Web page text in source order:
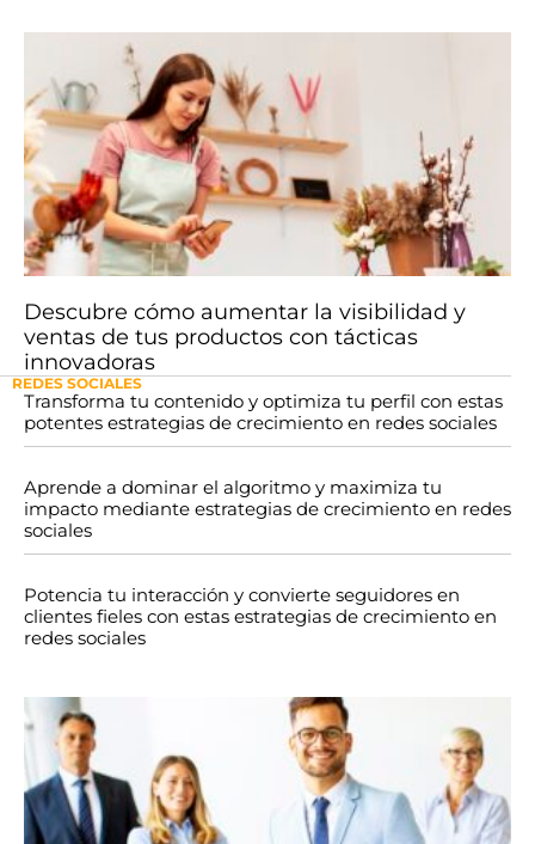
Descubre cómo aumentar la visibilidad y
ventas de tus productos con tácticas
innovadoras
REDES SOCIALES
Transforma tu contenido y optimiza tu perfil con estas
potentes estrategias de crecimiento en redes sociales
Aprende a dominar el algoritmo y maximiza tu
impacto mediante estrategias de crecimiento en redes
sociales
Potencia tu interacción y convierte seguidores en
clientes fieles con estas estrategias de crecimiento en
redes sociales